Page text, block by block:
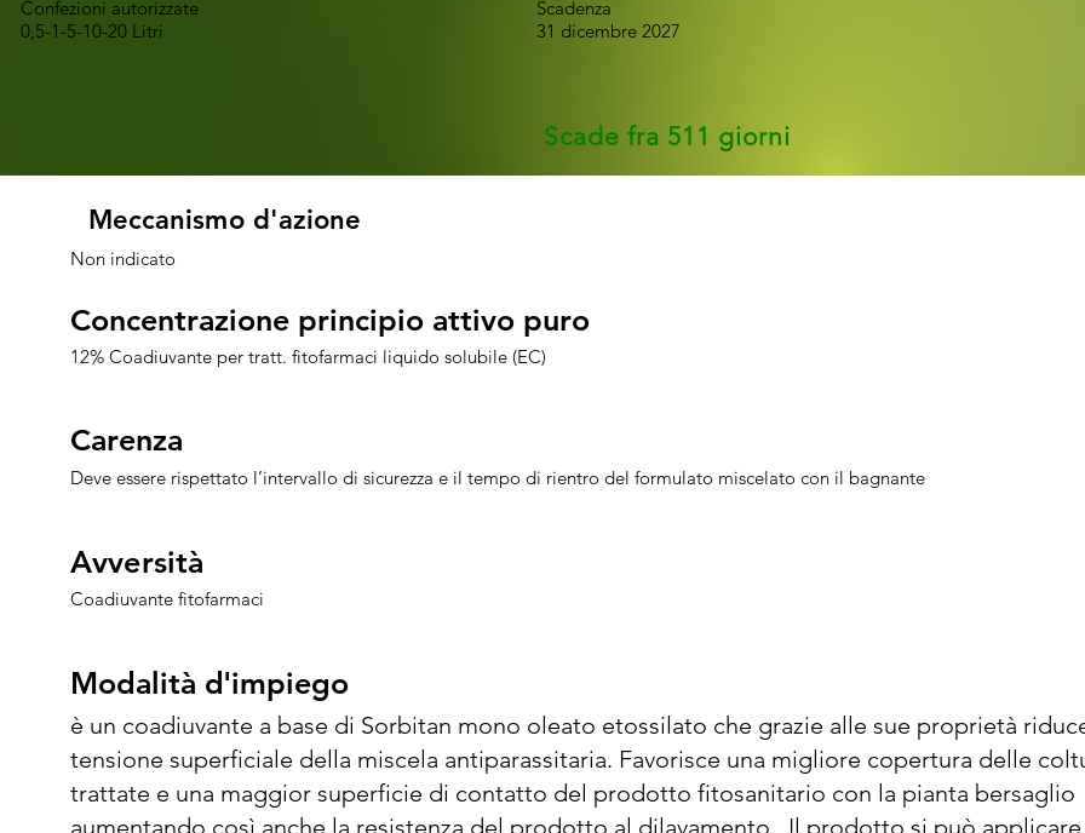
Confezioni autorizzate
Scadenza
31 dicembre 2027
Scade fra 511 giorni
0,5-1-5-10-20 Litri
Meccanismo d'azione
Meccanismo d'azione
Non indicato
Concentrazione principio attivo puro
Concentrazione principio attivo puro
12% Coadiuvante per tratt. fitofarmaci liquido solubile (EC)
Carenza
Carenza
Deve essere rispettato l’intervallo di sicurezza e il tempo di rientro del formulato miscelato con il bagnante
Avversità
Avversità
Coadiuvante fitofarmaci
Modalità d'impiego
Modalità d'impiego
è un coadiuvante a base di Sorbitan mono oleato etossilato che grazie alle sue proprietà
tensione superficiale della miscela antiparassitaria. Favorisce una migliore copertura delle
trattate e una maggior superficie di contatto del prodotto fitosanitario con la pianta bersaglio
aumentando così anche la resistenza del prodotto al dilavamento.  Il prodotto si può